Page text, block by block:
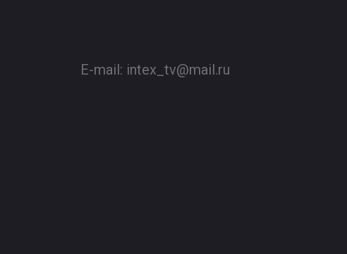
E-mail: intex_tv@mail.ru